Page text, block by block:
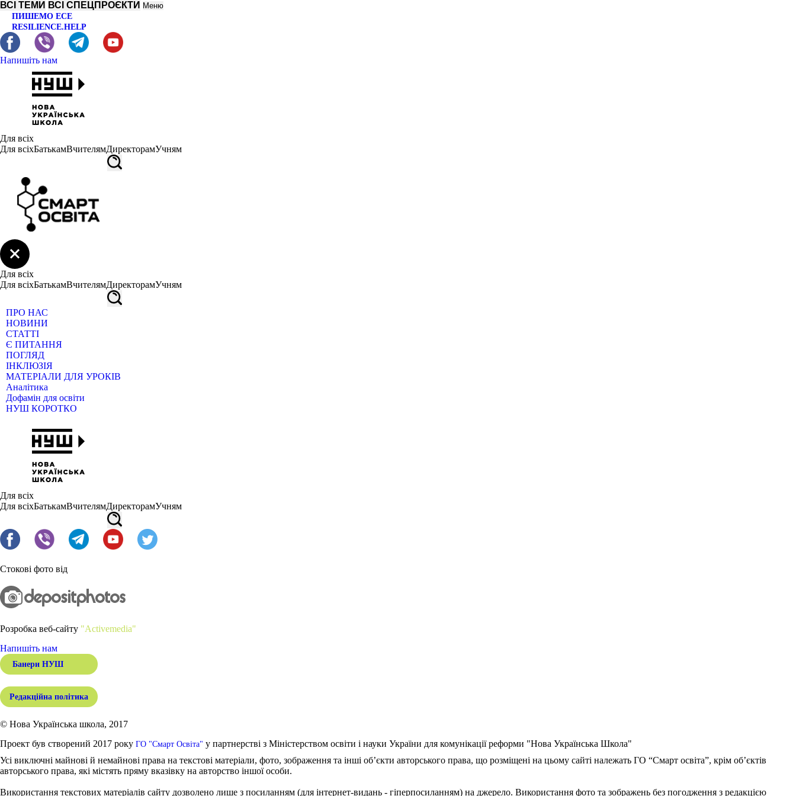
ВСІ ТЕМИ ВСІ СПЕЦПРОЄКТИ Меню
ПИШЕМО ЕСЕ
RESILIENCE.HELP
Напишіть нам
Для всіх
Для всіхБатькамВчителямДиректорамУчням
Для всіх
Для всіхБатькамВчителямДиректорамУчням
ПРО НАС
НОВИНИ
СТАТТІ
Є ПИТАННЯ
ПОГЛЯД
ІНКЛЮЗІЯ
МАТЕРІАЛИ ДЛЯ УРОКІВ
Аналітика
Дофамін для освіти
НУШ КОРОТКО
Для всіх
Для всіхБатькамВчителямДиректорамУчням
Стокові фото від
Розробка веб-сайту "Activemedia"
Напишіть нам
Банери НУШ
Редакційна політика
© Нова Українська школа, 2017
Проект був створений 2017 року ГО "Смарт Освіта" у партнерстві з Міністерством освіти і науки України для комунікації реформи "Нова Українська Школа"
Усі виключні майнові й немайнові права на текстові матеріали, фото, зображення та інші об’єкти авторського права, що розміщені на цьому сайті належать ГО “Смарт освіта”, крім об’єктів
авторського права, які містять пряму вказівку на авторство іншої особи.
Використання текстових матеріалів сайту дозволено лише з посиланням (для інтернет-видань - гіперпосиланням) на джерело. Використання фото та зображень без погодження з редакцією